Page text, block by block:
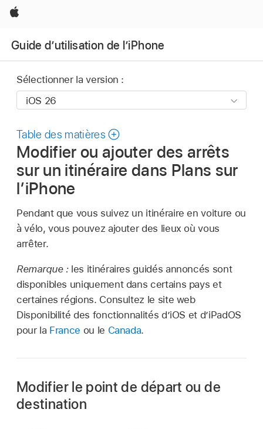
Apple
Guide d’utilisation de l’iPhone
Sélectionner la version :
Table des matières
Modifier ou ajouter des arrêts
sur un itinéraire dans Plans sur
l’iPhone
Pendant que vous suivez un itinéraire en voiture ou
à vélo, vous pouvez ajouter des lieux où vous
arrêter.
Remarque : les itinéraires guidés annoncés sont
disponibles uniquement dans certains pays et
certaines régions. Consultez le site web
Disponibilité des fonctionnalités d’iOS et d’iPadOS
pour la France ou le Canada.
Modifier le point de départ ou de
destination